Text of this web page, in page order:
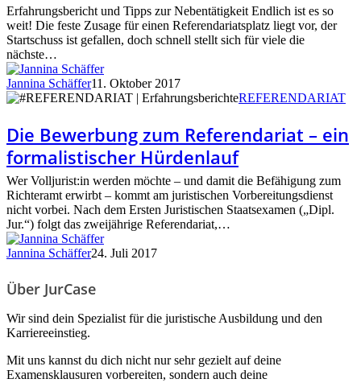
Erfahrungsbericht und Tipps zur Nebentätigkeit Endlich ist es so
weit! Die feste Zusage für einen Referendariatsplatz liegt vor, der
Startschuss ist gefallen, doch schnell stellt sich für viele die
nächste…
Jannina Schäffer11. Oktober 2017
Die
zum
Referendariat
–
ein
formalistischer
Hürdenlauf
REFERENDARIAT
Die Bewerbung zum Referendariat – ein
formalistischer Hürdenlauf
Wer Volljurist:in werden möchte – und damit die Befähigung zum
Richteramt erwirbt – kommt am juristischen Vorbereitungsdienst
nicht vorbei. Nach dem Ersten Juristischen Staatsexamen („Dipl.
Jur.“) folgt das zweijährige Referendariat,…
Jannina Schäffer24. Juli 2017
Über JurCase
Wir sind dein Spezialist für die juristische Ausbildung und den
Karriereeinstieg.
Mit uns kannst du dich nicht nur sehr gezielt auf deine
Examensklausuren vorbereiten, sondern auch deine